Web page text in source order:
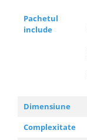
Pachetul
include
Dimensiune
Complexitate